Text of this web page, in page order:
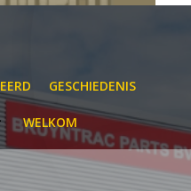
GESCHIEDENIS
WELKOM